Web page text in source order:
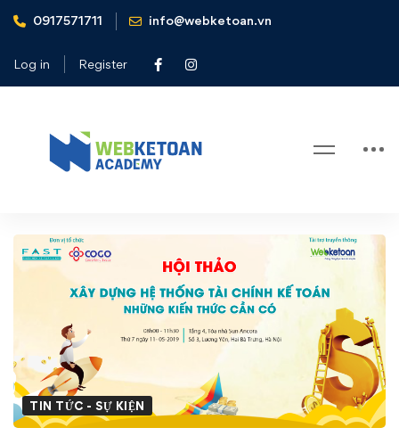
0917571711 info@webketoan.vn
Log in Register
Home
Tin tức - Sự kiện
Những kiến thức cần có"
Hội
thảo
miễn
phí
“Xây
TIN TỨC - SỰ KIỆN